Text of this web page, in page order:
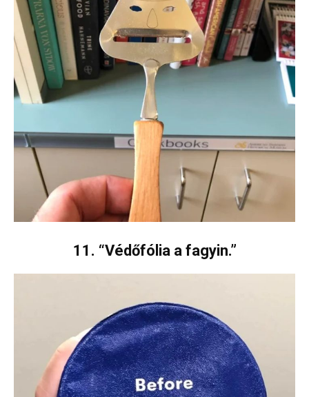
11. “Védőfólia a fagyin.”